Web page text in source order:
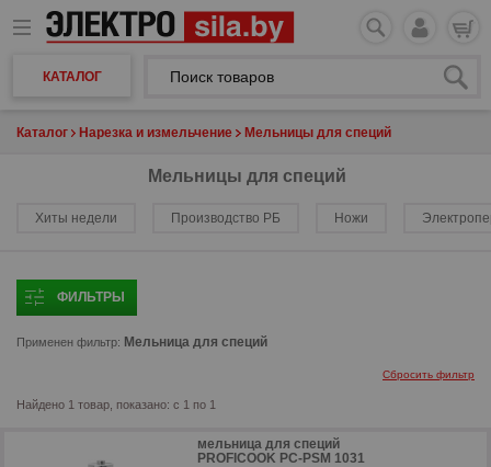
КАТАЛОГ
Каталог Нарезка и измельчение Мельницы для специй
Мельницы для специй
Хиты недели Производство РБ Ножи
ФИЛЬТРЫ
Применен фильтр: Мельница для специй
Сбросить фильтр
Найдено 1 товар, показано: с 1 по 1
мельница для специй
PROFICOOK PC-PSM 1031